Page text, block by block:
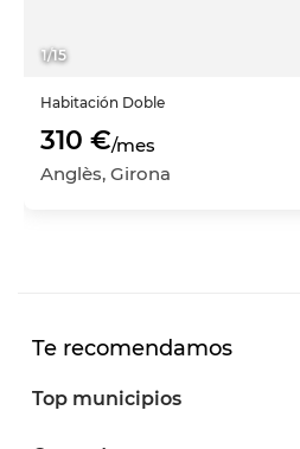
1/15
Habitación Doble
310 €/mes
Anglès, Girona
Te recomendamos
Top municipios